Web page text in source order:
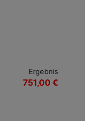
Ergebnis
751,00 €